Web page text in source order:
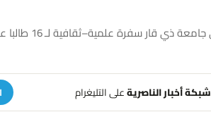
نظّم قسم البعثات
شبكة أخبار الناصريةعلى التليغرام